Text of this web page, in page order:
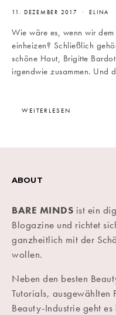
11. DEZEMBER 2017 ELINA
Wie wäre es, wenn wir
einheizen? Schließlich
schöne Haut, Brigitte
irgendwie zusammen. Und
WEITERLESEN
ABOUT
BARE MINDS ist ein
Blogazine und richtet
ganzheitlich mit der
wollen.
Neben den besten
Tutorials, ausgewählten
Beauty-Industrie geht es